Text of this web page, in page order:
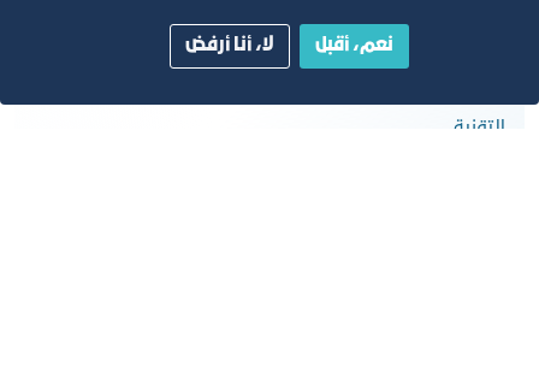
التقنية
نعم، أقبل لا، أنا أرفض